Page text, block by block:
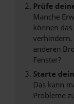
Prüfe
Manche
können
verhindern.
anderen
Fenster?
Starte
Das kann
Probleme